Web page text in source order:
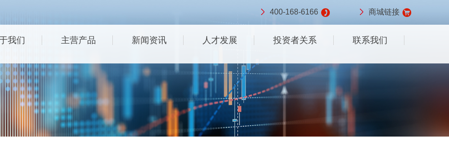
400-168-6166 商城链接
我们 主营产品 新闻资讯 人才发展 投资者关系 联系我们